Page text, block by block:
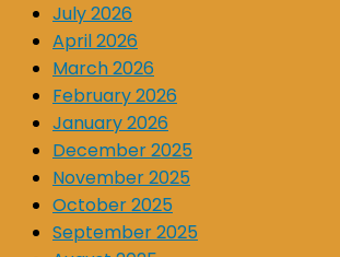
July 2026
April 2026
March 2026
February 2026
January 2026
December 2025
November 2025
October 2025
September 2025